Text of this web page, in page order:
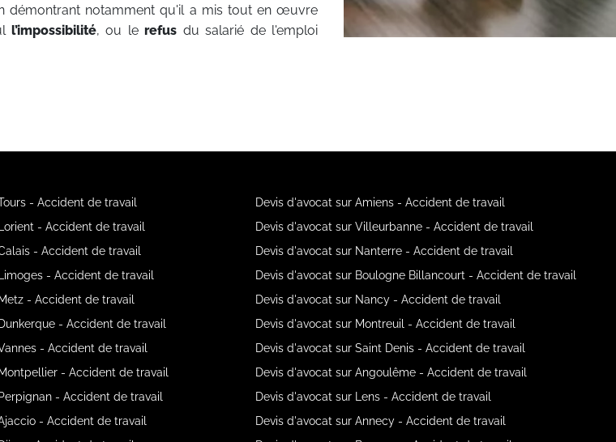
démontrant notamment qu'il a mis tout en œuvre
l’impossibilité, ou lerefus du salarié de l'emploi
- Accident de travail
- Accident de travail
- Accident de travail
- Accident de travail
- Accident de travail
- Accident de travail
- Accident de travail
- Accident de travail
- Accident de travail
- Accident de travail
Devis d'avocat sur Amiens - Accident de travail
Devis d'avocat sur Villeurbanne - Accident de travail
Devis d'avocat sur Nanterre - Accident de travail
Devis d'avocat sur Boulogne Billancourt - Accident de travail
Devis d'avocat sur Nancy - Accident de travail
Devis d'avocat sur Montreuil - Accident de travail
Devis d'avocat sur Saint Denis - Accident de travail
Devis d'avocat sur Angoulême - Accident de travail
Devis d'avocat sur Lens - Accident de travail
Devis d'avocat sur Annecy - Accident de travail